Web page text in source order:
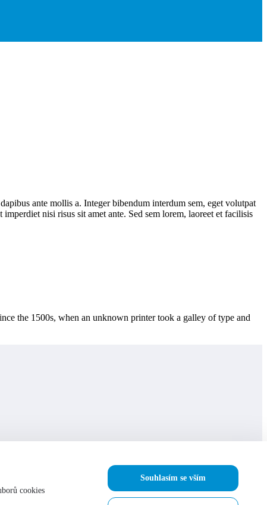
ante mollis a. Integer bibendum interdum sem, eget volutpat
nisi risus sit amet ante. Sed sem lorem, laoreet et facilisis
the 1500s, when an unknown printer took a galley of type and
cookies
Souhlasím se vším